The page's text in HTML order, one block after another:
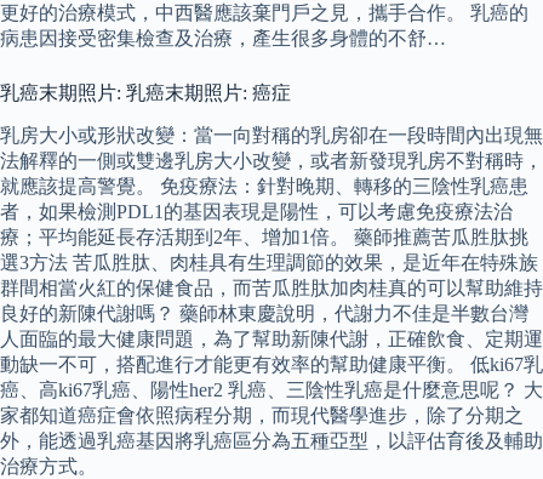
更好的治療模式，中西醫應該棄門戶之見，攜手合作。 乳癌的
病患因接受密集檢查及治療，產生很多身體的不舒…
乳癌末期照片: 乳癌末期照片: 癌症
乳房大小或形狀改變：當一向對稱的乳房卻在一段時間內出現無
法解釋的一側或雙邊乳房大小改變，或者新發現乳房不對稱時，
就應該提高警覺。 免疫療法：針對晚期、轉移的三陰性乳癌患
者，如果檢測PDL1的基因表現是陽性，可以考慮免疫療法治
療；平均能延長存活期到2年、增加1倍。 藥師推薦苦瓜胜肽挑
選3方法 苦瓜胜肽、肉桂具有生理調節的效果，是近年在特殊族
群間相當火紅的保健食品，而苦瓜胜肽加肉桂真的可以幫助維持
良好的新陳代謝嗎？ 藥師林東慶說明，代謝力不佳是半數台灣
人面臨的最大健康問題，為了幫助新陳代謝，正確飲食、定期運
動缺一不可，搭配進行才能更有效率的幫助健康平衡。 低ki67乳
癌、高ki67乳癌、陽性her2 乳癌、三陰性乳癌是什麼意思呢？ 大
家都知道癌症會依照病程分期，而現代醫學進步，除了分期之
外，能透過乳癌基因將乳癌區分為五種亞型，以評估育後及輔助
治療方式。